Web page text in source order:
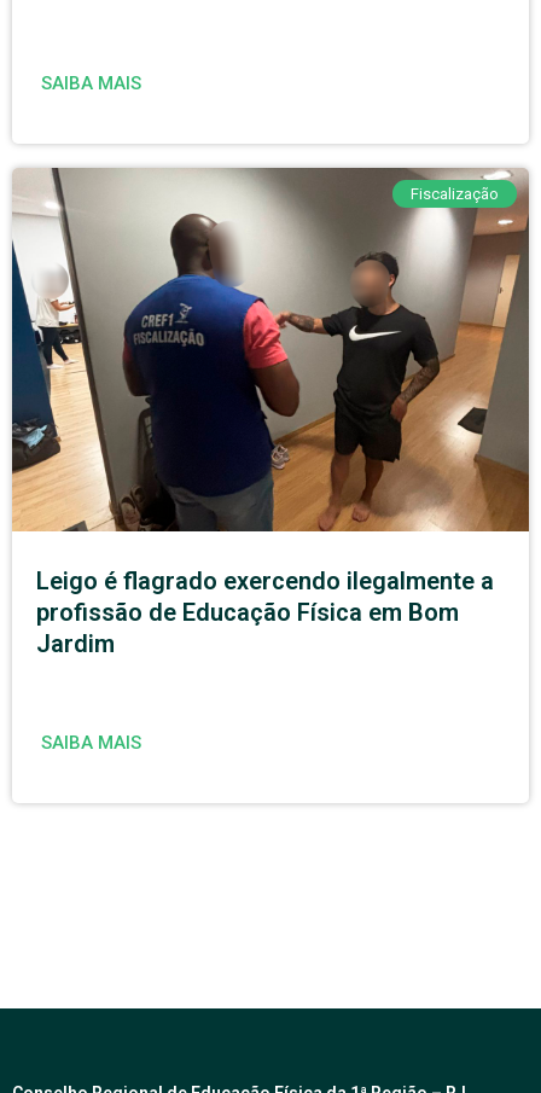
SAIBA MAIS
Fiscalização
Leigo é flagrado exercendo ilegalmente a
profissão de Educação Física em Bom
Jardim
SAIBA MAIS